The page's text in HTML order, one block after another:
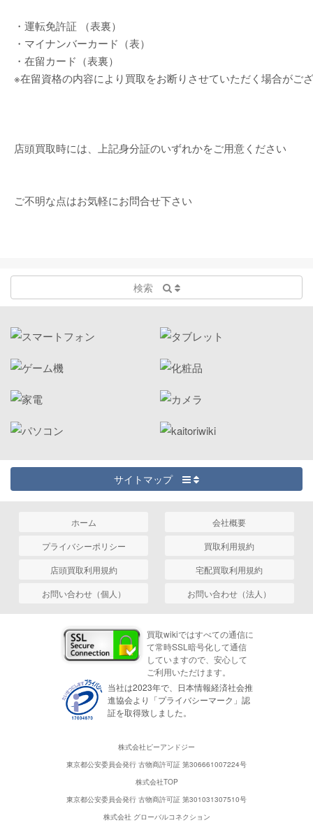
・運転免許証 （表裏）
・マイナンバーカード（表）
・在留カード（表裏）
※在留資格の内容により買取をお断りさせていただく場合がご
店頭買取時には、上記身分証のいずれかをご用意ください
ご不明な点はお気軽にお問合せ下さい
検索
サイトマップ
ホーム
会社概要
プライバシーポリシー
買取利用規約
店頭買取利用規約
宅配買取利用規約
お問い合わせ（個人）
お問い合わせ（法人）
買取wikiではすべての通信に
て常時SSL暗号化して通信
していますので、安心して
ご利用いただけます。
当社は2023年で、日本情報経済社会推
進協会より「プライバシーマーク」認
証を取得致しました。
株式会社ピーアンドジー
東京都公安委員会発行 古物商許可証 第306661007224号
株式会社TOP
東京都公安委員会発行 古物商許可証 第301031307510号
株式会社 グローバルコネクション